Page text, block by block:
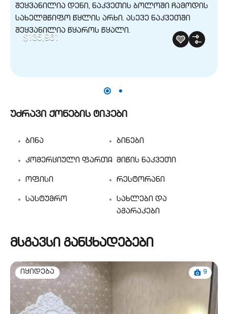
$135,961
უძრავი ქონების ტიპები
ბინა ბინები
კომერციული ფართი მიწის ნაკვეთი
ოფისი რესტორანი
სასტუმრო
სახლები და
აგარაკები
მსგავსი განცხადებები
იყიდება 9